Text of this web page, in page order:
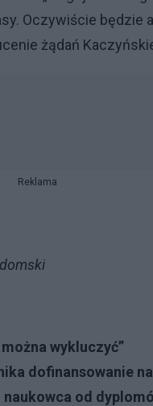
Oczywiście będzie
żądań
Reklama
wykluczyć”
dofinansowanie
od